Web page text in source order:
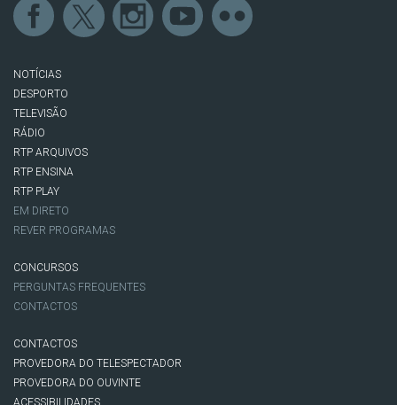
NOTÍCIAS
DESPORTO
TELEVISÃO
RÁDIO
RTP ARQUIVOS
RTP ENSINA
RTP PLAY
EM DIRETO
REVER PROGRAMAS
CONCURSOS
PERGUNTAS FREQUENTES
CONTACTOS
CONTACTOS
PROVEDORA DO TELESPECTADOR
PROVEDORA DO OUVINTE
ACESSIBILIDADES